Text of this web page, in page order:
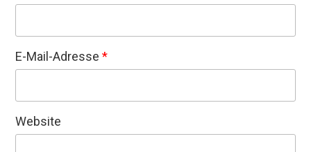
E-Mail-Adresse*
Website